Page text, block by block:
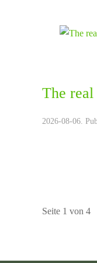
The
2026-08-06.
Seite 1 von 4